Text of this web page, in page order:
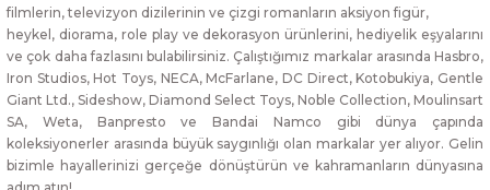
filmlerin, televizyon dizilerinin ve çizgi romanların aksiyon figür,
heykel, diorama, role play ve dekorasyon ürünlerini, hediyelik eşyalarını
ve çok daha fazlasını bulabilirsiniz. Çalıştığımız markalar arasında Hasbro,
Iron Studios, Hot Toys, NECA, McFarlane, DC Direct, Kotobukiya, Gentle
Giant Ltd., Sideshow, Diamond Select Toys, Noble Collection, Moulinsart
SA, Weta, Banpresto ve Bandai Namco gibi dünya çapında
koleksiyonerler arasında büyük saygınlığı olan markalar yer alıyor. Gelin
bizimle hayallerinizi gerçeğe dönüştürün ve kahramanların dünyasına